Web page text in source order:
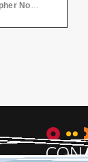
2026 Reino Unido. Christopher Nolan